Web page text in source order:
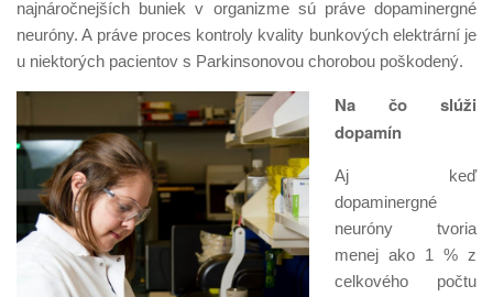
najnáročnejších buniek v organizme sú práve dopaminergné
neuróny. A práve proces kontroly kvality bunkových elektrární je
u niektorých pacientov s Parkinsonovou chorobou poškodený.
Na čo slúži
dopamín
Aj keď
dopaminergné
neuróny tvoria
menej ako 1 % z
celkového počtu